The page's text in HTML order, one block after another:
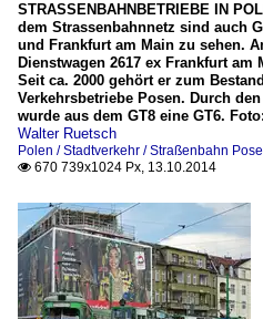
STRASSENBAHNBETRIEBE IN
dem Strassenbahnnetz sind auch
und Frankfurt am Main zu sehen.
Dienstwagen 2617 ex Frankfurt am
Seit ca. 2000 gehört er zum
Verkehrsbetriebe Posen. Durch
wurde aus dem GT8 eine GT6.
Walter Ruetsch
Polen / Stadtverkehr / Straßenbahn
 670 739x1024 Px, 13.10.2014